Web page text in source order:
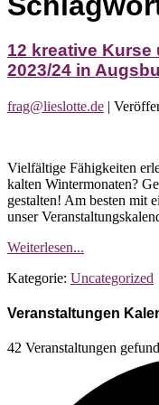
12 kreative
2023/24 in
frag@lieslotte.de |
Kurse
und
Workshops
im
2023/24
Augsburg
Umland
Vielfältige Fähigkeiten
kalten Wintermonaten?
gestalten! Am besten mit
unser
Weiterlesen...
Kurse
Workshops
Winter
2023/24
Augsburg
Kategorie: Uncategorized
Veranstaltungen
42 Veranstaltungen